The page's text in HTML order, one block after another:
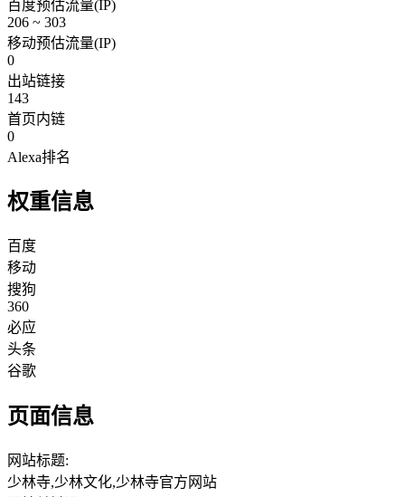
百度预估流量(IP)
206 ~ 303
移动预估流量(IP)
0
出站链接
143
首页内链
0
Alexa排名
权重信息
百度
移动
搜狗
360
必应
头条
谷歌
页面信息
网站标题:
少林寺,少林文化,少林寺官方网站